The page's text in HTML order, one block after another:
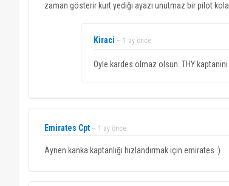
zaman gösterir kurt yediği ayazı unutmaz bir pilot
Kiraci ~ 1 ay önce
Oyle kardes olmaz olsun. THY
Emirates Cpt ~ 1 ay önce
Aynen kanka kaptanlığı hızlandırmak için emirates :)